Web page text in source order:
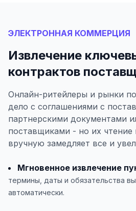
ЭЛЕКТРОННАЯ КОММЕРЦИЯ
Извлечение
контрактов
Онлайн-ритейлеры и рынки
дело с соглашениями с
партнерскими документами
поставщиками - но их чтение
вручную замедляет все и
Мгновенное извлечение
термины, даты и обязательства
автоматически.